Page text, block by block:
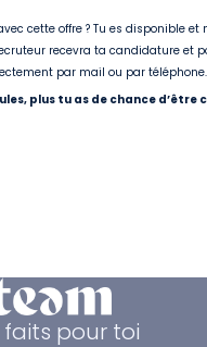
cette offre ? Tu es disponible et
recevra ta candidature et
par mail ou par téléphone.
plus tu as de chance d’être
faits pour toi